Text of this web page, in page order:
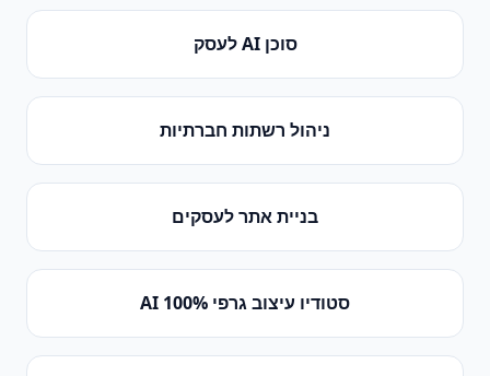
סוכן AI לעסק
ניהול רשתות חברתיות
בניית אתר לעסקים
סטודיו עיצוב גרפי 100% AI